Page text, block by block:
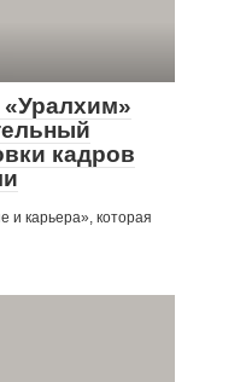
кадров
и карьера», которая